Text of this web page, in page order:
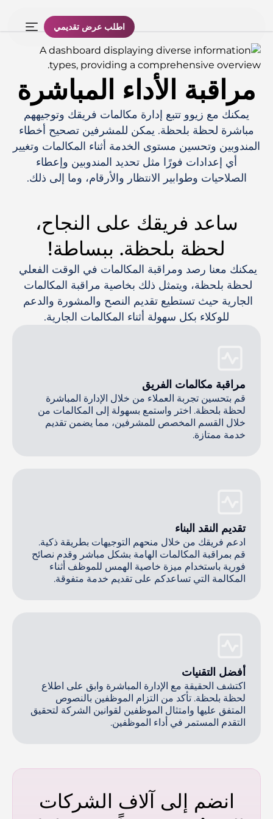
اطلب عرض تقديمي
مراقبة الأداء المباشرة
يمكنك مع زيوو تتبع إدارة مكالمات فريقك وتوجيههم
مباشرة لحظة بلحظة. يمكن للمشرفين تصحيح أخطاء
المندوبين وتحسين مستوى الخدمة أثناء المكالمات وتغيير
أي إعدادات فورًا مثل تحديد المندوبين وإعطاء
الصلاحيات وطوابير الانتظار والأرقام، وما إلى ذلك.
ساعد فريقك على النجاح،
لحظة بلحظة. ببساطة!
للوكلاء بكل سهولة أثناء المكالمات الجارية.
مراقبة مكالمات الفريق
قم بتحسين تجربة العملاء من خلال الإدارة المباشرة
لحظة بلحظة. اختر واستمع بسهولة إلى المكالمات من
خلال القسم المخصص للمشرفين، مما يضمن تقديم
خدمة ممتازة.
تقديم النقد البناء
ادعم فريقك من خلال منحهم التوجيهات بطريقة ذكية.
قم بمراقبة المكالمات الهامة بشكل مباشر وقدم نصائح
فورية باستخدام ميزة خاصية الهمس للموظف أثناء
المكالمة التي تساعدكم على تقديم خدمة متفوقة.
أفضل التقنيات
اكتشف الحقيقة مع الإدارة المباشرة وابق على اطلاع
لحظة بلحظة. تأكد من التزام الموظفين بالنصوص
المتفق عليها وامتثال الموظفين لقوانين الشركة لتحقيق
التقدم المستمر في أداء الموظفين.
انضم إلى آلاف الشركات